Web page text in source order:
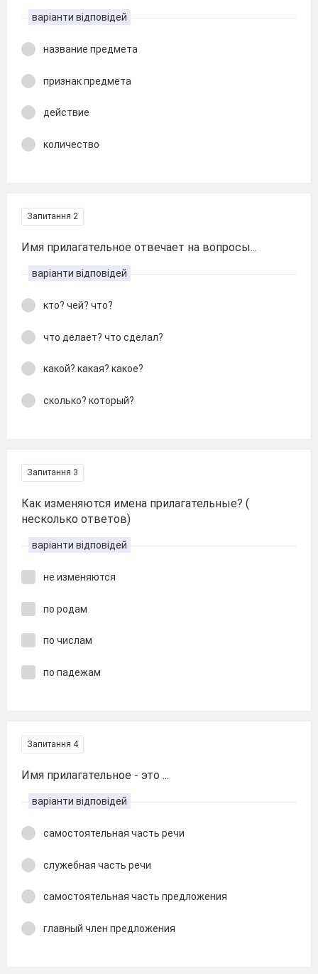
варіанти відповідей
название предмета
признак предмета
действие
количество
Запитання 2
Имя прилагательное отвечает на вопросы...
варіанти відповідей
кто? чей? что?
что делает? что сделал?
какой? какая? какое?
сколько? который?
Запитання 3
Как изменяются имена прилагательные? (
несколько ответов)
варіанти відповідей
не изменяются
по родам
по числам
по падежам
Запитання 4
Имя прилагательное - это ...
варіанти відповідей
самостоятельная часть речи
служебная часть речи
самостоятельная часть предложения
главный член предложения